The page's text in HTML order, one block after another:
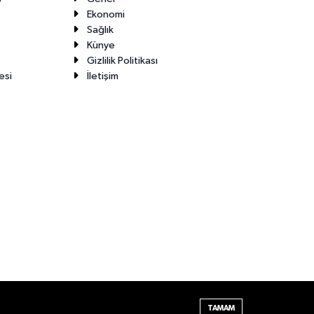
Ekonomi
Sağlık
Künye
Gizlilik Politikası
İletişim
TE Bilişim
TAMAM